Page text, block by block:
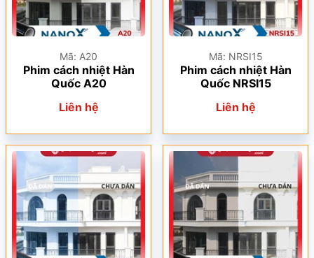
Mã: A20
Phim cách nhiệt Hàn
Quốc A20
Liên hệ
Mã: NRSI15
Phim cách nhiệt Hàn
Quốc NRSI15
Liên hệ